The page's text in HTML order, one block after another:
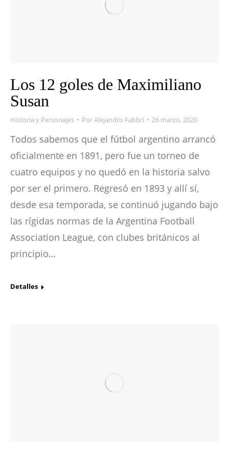
Los 12 goles de Maximiliano
Susan
Historia y Personajes PorAlejandro Fabbri 26 marzo, 2020
Todos sabemos que el fútbol argentino arrancó
oficialmente en 1891, pero fue un torneo de
cuatro equipos y no quedó en la historia salvo
por ser el primero. Regresó en 1893 y allí sí,
desde esa temporada, se continuó jugando bajo
las rígidas normas de la Argentina Football
Association League, con clubes británicos al
principio…
Detalles